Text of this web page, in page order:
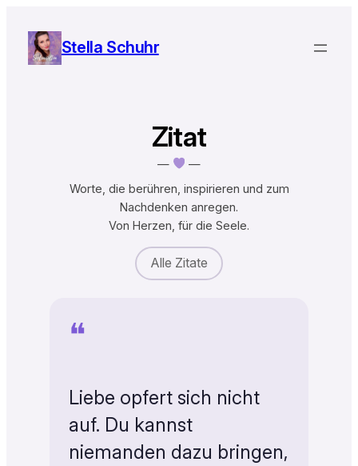
Inhalt
springen
Stella Schuhr
Zitat
—
—
Worte, die berühren, inspirieren und zum
Nachdenken anregen.
Von Herzen, für die Seele.
Alle Zitate
❝
Liebe opfert sich nicht
auf. Du kannst
niemanden dazu bringen,